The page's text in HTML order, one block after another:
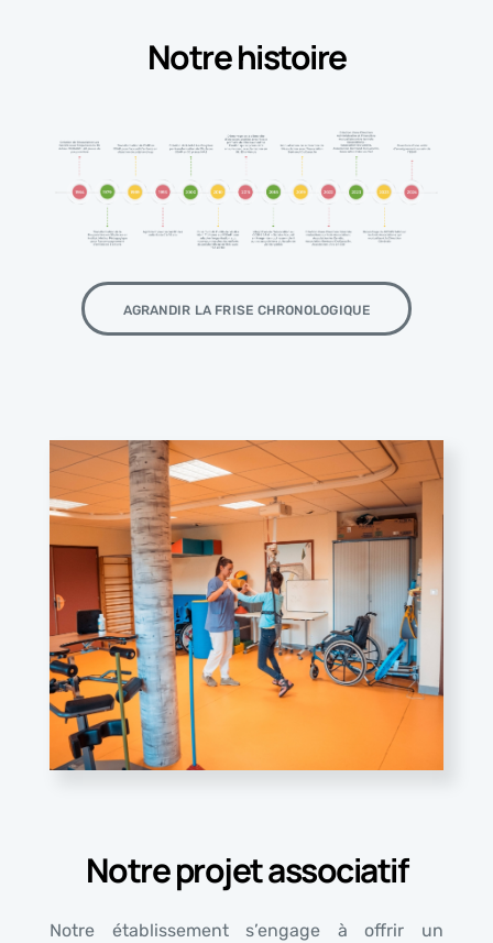
Notre histoire
AGRANDIR LA FRISE CHRONOLOGIQUE
Notre projet associatif
Notre établissement s’engage à offrir un